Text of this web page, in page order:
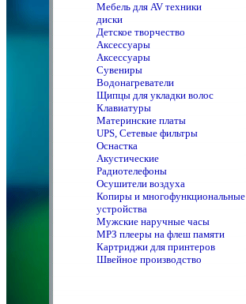
Мебель для AV техники
диски
Детское творчество
Аксессуары
Аксессуары
Сувениры
Водонагреватели
Щипцы для укладки волос
Клавиатуры
Материнские платы
UPS, Сетевые фильтры
Оснастка
Акустические
Радиотелефоны
Осушители воздуха
Копиры и многофункциональные
устройства
Мужские наручные часы
MPЗ плееры на флеш памяти
Картриджи для принтеров
Швейное производство